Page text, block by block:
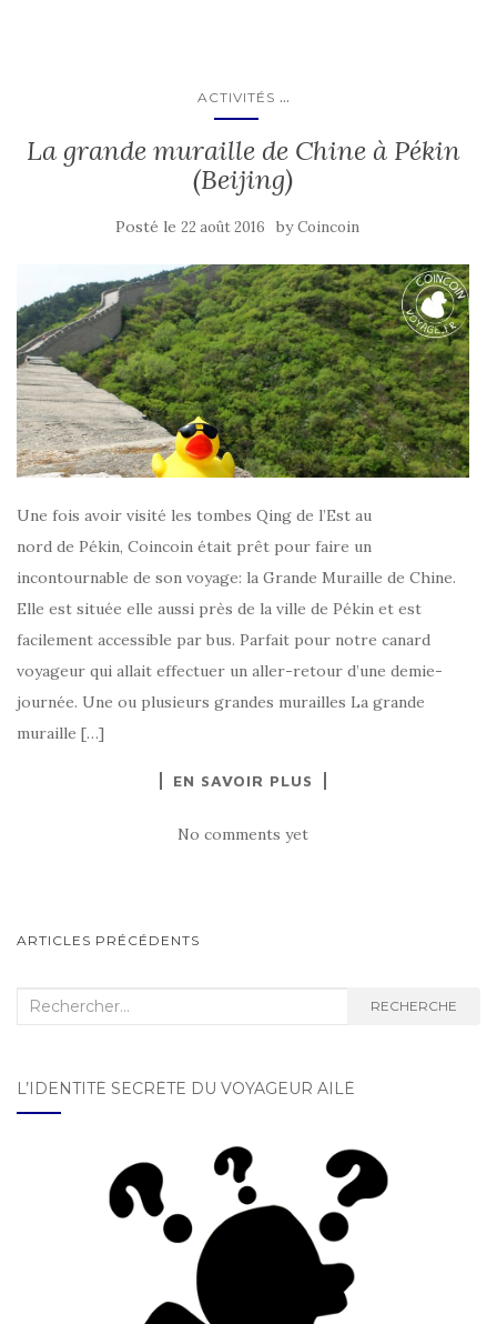
ACTIVITÉS ...
La grande muraille de Chine à Pékin
(Beijing)
Posté le 22 août 2016 byCoincoin
Une fois avoir visité les tombes Qing de l’Est au
nord de Pékin, Coincoin était prêt pour faire un
incontournable de son voyage: la Grande Muraille de Chine.
Elle est située elle aussi près de la ville de Pékin et est
facilement accessible par bus. Parfait pour notre canard
voyageur qui allait effectuer un aller-retour d’une demie-
journée. Une ou plusieurs grandes murailles La grande
muraille […]
EN SAVOIR PLUS
No comments yet
ARTICLES
ARTICLES PRÉCÉDENTS
Recherche : RECHERCHE
L’IDENTITÉ SECRÈTE DU VOYAGEUR AILÉ